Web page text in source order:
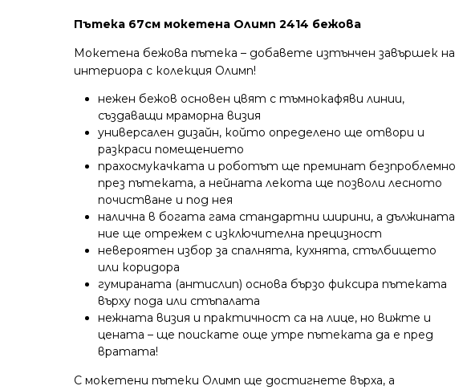
Пътека 67см мокетена Олимп 2414 бежова
Мокетена бежова пътека – добавете изтънчен завършек на
интериора с колекция Олимп!
нежен бежов основен цвят с тъмнокафяви линии,
създаващи мраморна визия
универсален дизайн, който определено ще отвори и
разкраси помещението
прахосмукачката и роботът ще преминат безпроблемно
през пътеката, а нейната лекота ще позволи лесното
почистване и под нея
налична в богата гама стандартни ширини, а дължината
ние ще отрежем с изключителна прецизност
невероятен избор за спалнята, кухнята, стълбището
или коридора
гумираната (антислип) основа бързо фиксира пътеката
върху пода или стъпалата
нежната визия и практичност са на лице, но вижте и
цената – ще поискате още утре пътеката да е пред
вратата!
С мокетени пътеки Олимп ще достигнете върха, а